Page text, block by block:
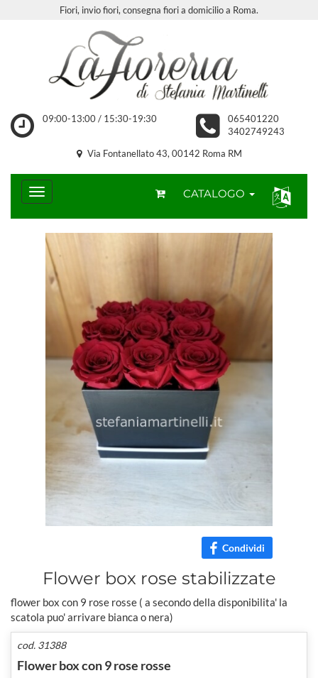
Fiori, invio fiori, consegna fiori a domicilio a Roma.
09:00-13:00 / 15:30-19:30
065401220
3402749243
Via Fontanellato 43, 00142 Roma RM
CATALOGO
Condividi
Flower box rose stabilizzate
flower box con 9 rose rosse ( a secondo della disponibilita' la
scatola puo' arrivare bianca o nera)
cod. 31388
Flower box con 9 rose rosse